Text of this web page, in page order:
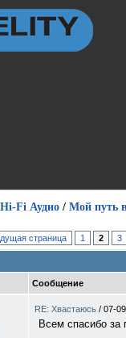
Hi-Fi Аудио / Мой путь
страница 1 2 3
Сообщение
RE: Хвастаюсь / 07-
Всем спасибо за